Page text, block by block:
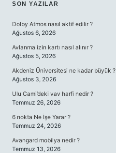
SIDEBAR
SON YAZILAR
Dolby Atmos nasıl aktif edilir ?
Ağustos 6, 2026
Avlanma izin kartı nasıl alınır ?
Ağustos 5, 2026
Akdeniz Üniversitesi ne kadar büyük ?
Ağustos 3, 2026
Ulu Cami’deki vav harfi nedir ?
Temmuz 26, 2026
6 nokta Ne İşe Yarar ?
Temmuz 24, 2026
Avangard mobilya nedir ?
Temmuz 13, 2026